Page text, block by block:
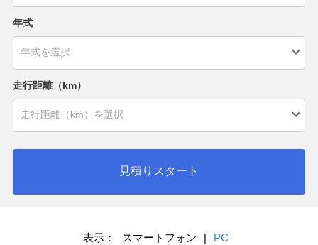
年式
走行距離（km）
見積りスタート
表示： スマートフォン | PC